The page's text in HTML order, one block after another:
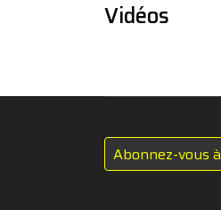
Vidéos
Abonnez-vous